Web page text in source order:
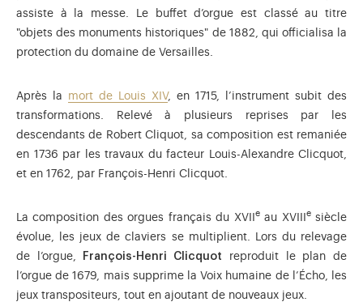
assiste à la messe. Le buffet d’orgue est classé au titre
"objets des monuments historiques" de 1882, qui officialisa la
protection du domaine de Versailles.
Après la mort de Louis XIV, en 1715, l’instrument subit des
transformations. Relevé à plusieurs reprises par les
descendants de Robert Cliquot, sa composition est remaniée
en 1736 par les travaux du facteur Louis-Alexandre Clicquot,
et en 1762, par François-Henri Clicquot.
La composition des orgues français du XVII eau XVIII esiècle
évolue, les jeux de claviers se multiplient. Lors du relevage
de l’orgue,
François-Henri Clicquot reproduit le plan de
l’orgue de 1679, mais supprime la Voix humaine de l’Écho, les
jeux transpositeurs, tout en ajoutant de nouveaux jeux.